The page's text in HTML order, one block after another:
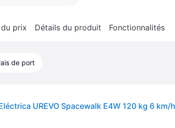
prix Détails du produit Fonctionnalités
de port
UREVO Spacewalk E4W 120 kg 6 km/